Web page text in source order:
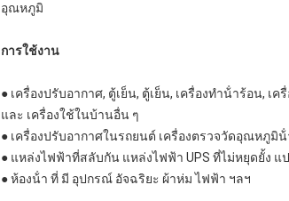
อุณหภูมิ
การใช้งาน
● เครื่องปรับอากาศ, ตู้เย็น, ตู้เย็น, เครื่องทําน้ําร้อน, เ
และ เครื่องใช้ในบ้านอื่น ๆ
● เครื่องปรับอากาศในรถยนต์ เครื่องตรวจวัดอุณหภูมิ
● แหล่งไฟฟ้าที่สลับกัน แหล่งไฟฟ้า UPS ที่ไม่หยุดยั้ง แ
● ห้องน้ํา ที่ มี อุปกรณ์ อัจฉริยะ ผ้าห่ม ไฟฟ้า ฯลฯ